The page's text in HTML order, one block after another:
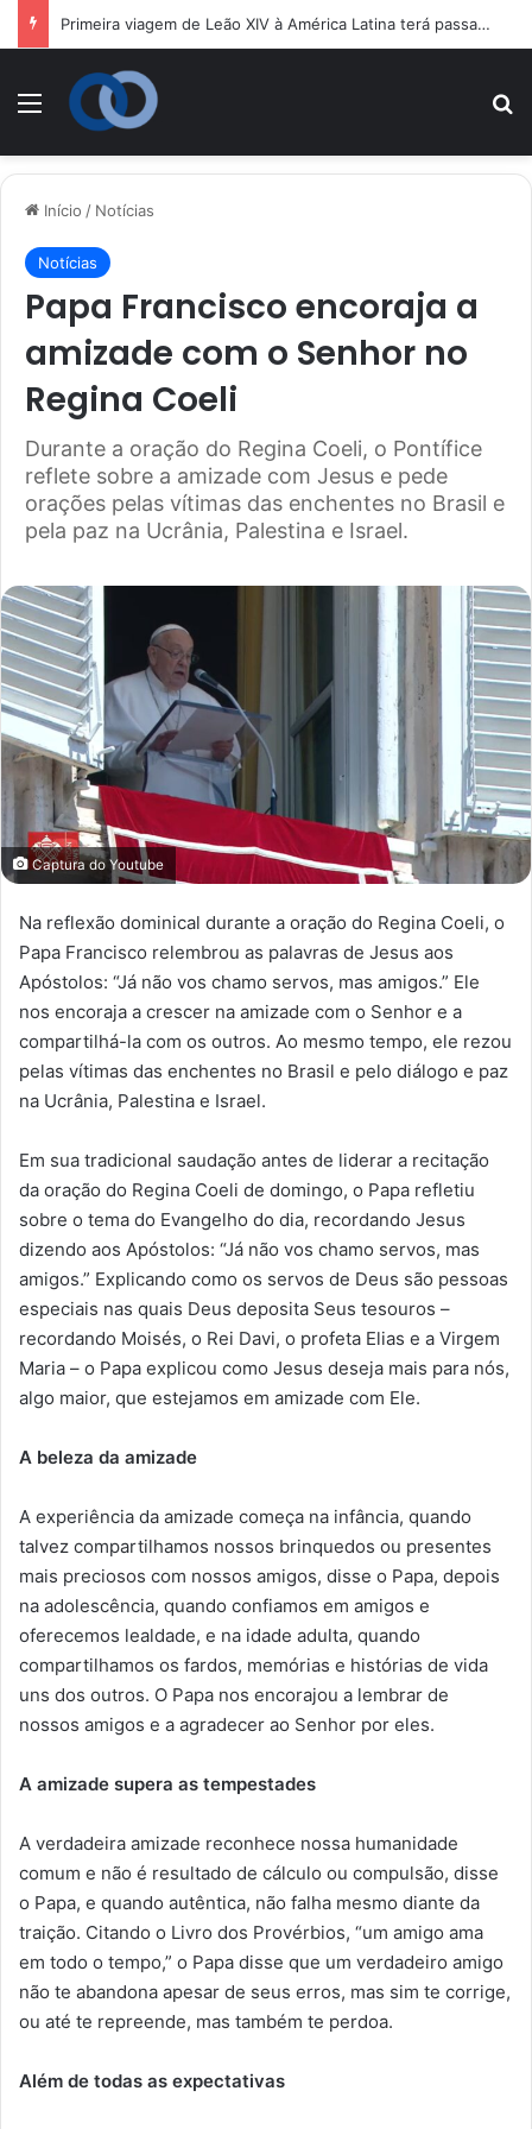
Primeira viagem de Leão XIV à América Latina terá passagem por Uruguai, Argentina e Peru
Menu
Início / Notícias
Notícias
Papa Francisco encoraja a
amizade com o Senhor no
Regina Coeli
Durante a oração do Regina Coeli, o Pontífice
reflete sobre a amizade com Jesus e pede
orações pelas vítimas das enchentes no Brasil e
pela paz na Ucrânia, Palestina e Israel.
Captura do Youtube
Na reflexão dominical durante a oração do Regina Coeli, o
Papa Francisco relembrou as palavras de Jesus aos
Apóstolos: “Já não vos chamo servos, mas amigos.” Ele
nos encoraja a crescer na amizade com o Senhor e a
compartilhá-la com os outros. Ao mesmo tempo, ele rezou
pelas vítimas das enchentes no Brasil e pelo diálogo e paz
na Ucrânia, Palestina e Israel.
Em sua tradicional saudação antes de liderar a recitação
da oração do Regina Coeli de domingo, o Papa refletiu
sobre o tema do Evangelho do dia, recordando Jesus
dizendo aos Apóstolos: “Já não vos chamo servos, mas
amigos.” Explicando como os servos de Deus são pessoas
especiais nas quais Deus deposita Seus tesouros –
recordando Moisés, o Rei Davi, o profeta Elias e a Virgem
Maria – o Papa explicou como Jesus deseja mais para nós,
algo maior, que estejamos em amizade com Ele.
A beleza da amizade
A experiência da amizade começa na infância, quando
talvez compartilhamos nossos brinquedos ou presentes
mais preciosos com nossos amigos, disse o Papa, depois
na adolescência, quando confiamos em amigos e
oferecemos lealdade, e na idade adulta, quando
compartilhamos os fardos, memórias e histórias de vida
uns dos outros. O Papa nos encorajou a lembrar de
nossos amigos e a agradecer ao Senhor por eles.
A amizade supera as tempestades
A verdadeira amizade reconhece nossa humanidade
comum e não é resultado de cálculo ou compulsão, disse
o Papa, e quando autêntica, não falha mesmo diante da
traição. Citando o Livro dos Provérbios, “um amigo ama
em todo o tempo,” o Papa disse que um verdadeiro amigo
não te abandona apesar de seus erros, mas sim te corrige,
ou até te repreende, mas também te perdoa.
Além de todas as expectativas